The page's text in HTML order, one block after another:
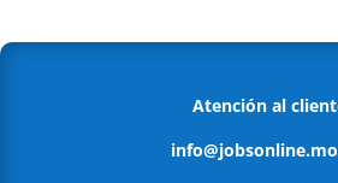
Atención al